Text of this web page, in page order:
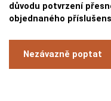
důvodu potvrzení
objednaného
Nezávazně poptat